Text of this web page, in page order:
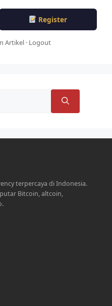
Register
Artikel · Logout
terpercaya di Indonesia.
Bitcoin, altcoin,